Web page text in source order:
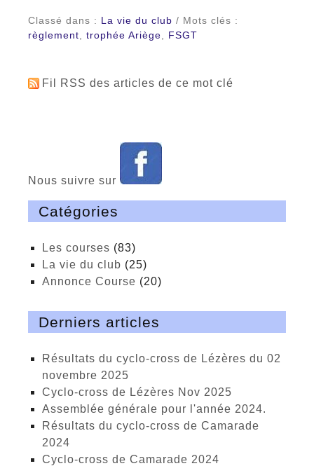
Classé dans : La vie du club / Mots clés :
règlement
trophée Ariège FSGT
Fil RSS des articles de ce mot clé
Nous suivre sur
Catégories
Les courses (83)
La vie du club (25)
Annonce Course (20)
Derniers articles
Résultats du cyclo-cross de Lézères du 02
novembre 2025
cyclo-cross de Lézères Nov 2025
Assemblée générale pour l'année 2024.
Résultats du cyclo-cross de Camarade
2024
Cyclo-cross de Camarade 2024